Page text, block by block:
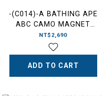
-(C014)-A BATHING APE
ABC CAMO MAGNET
CARD CASE MOBILE
BAPE 磁吸式卡夾 迷彩 藍/
粉/綠-1M20182007
NT$2,690
ADD TO CART